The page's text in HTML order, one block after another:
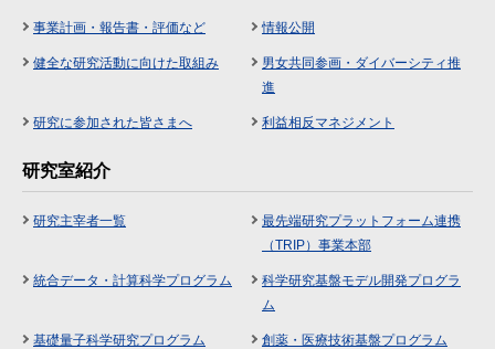
事業計画・報告書・評価など 情報公開
健全な研究活動に向けた取組み
男女共同参画・ダイバーシティ推
進
研究に参加された皆さまへ 利益相反マネジメント
研究室紹介
研究主宰者一覧
最先端研究プラットフォーム連携
（TRIP）事業本部
統合データ・計算科学プログラム
科学研究基盤モデル開発プログラ
ム
基礎量子科学研究プログラム 創薬・医療技術基盤プログラム